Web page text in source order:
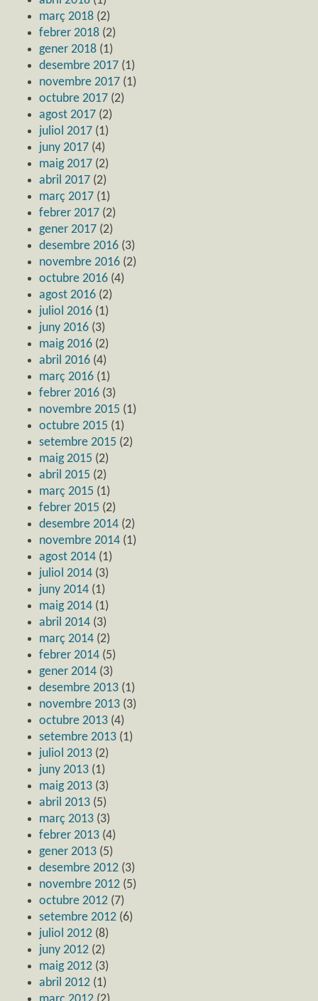
març 2018 (2)
febrer 2018 (2)
gener 2018 (1)
desembre 2017 (1)
novembre 2017 (1)
octubre 2017 (2)
agost 2017 (2)
juliol 2017 (1)
juny 2017 (4)
maig 2017 (2)
abril 2017 (2)
març 2017 (1)
febrer 2017 (2)
gener 2017 (2)
desembre 2016 (3)
novembre 2016 (2)
octubre 2016 (4)
agost 2016 (2)
juliol 2016 (1)
juny 2016 (3)
maig 2016 (2)
abril 2016 (4)
març 2016 (1)
febrer 2016 (3)
novembre 2015 (1)
octubre 2015 (1)
setembre 2015 (2)
maig 2015 (2)
abril 2015 (2)
març 2015 (1)
febrer 2015 (2)
desembre 2014 (2)
novembre 2014 (1)
agost 2014 (1)
juliol 2014 (3)
juny 2014 (1)
maig 2014 (1)
abril 2014 (3)
març 2014 (2)
febrer 2014 (5)
gener 2014 (3)
desembre 2013 (1)
novembre 2013 (3)
octubre 2013 (4)
setembre 2013 (1)
juliol 2013 (2)
juny 2013 (1)
maig 2013 (3)
abril 2013 (5)
març 2013 (3)
febrer 2013 (4)
gener 2013 (5)
desembre 2012 (3)
novembre 2012 (5)
octubre 2012 (7)
setembre 2012 (6)
juliol 2012 (8)
juny 2012 (2)
maig 2012 (3)
abril 2012 (1)